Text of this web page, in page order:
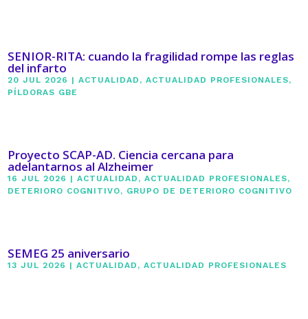
SENIOR-RITA: cuando la fragilidad rompe las reglas
del infarto
20 JUL 2026 |ACTUALIDAD ,ACTUALIDAD PROFESIONALES,
PÍLDORAS GBE
Proyecto SCAP-AD. Ciencia cercana para
adelantarnos al Alzheimer
16 JUL 2026 |ACTUALIDAD ,ACTUALIDAD PROFESIONALES,
DETERIORO COGNITIVO, GRUPO DE DETERIORO COGNITIVO
SEMEG 25 aniversario
13 JUL 2026 |ACTUALIDAD ,ACTUALIDAD PROFESIONALES